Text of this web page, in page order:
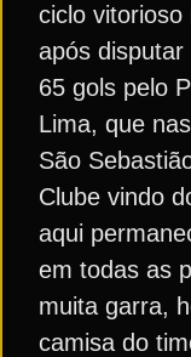
ciclo vitorioso
após
65 gols pelo
Lima, que
São
Clube vindo
aqui
em todas as
muita garra,
camisa do